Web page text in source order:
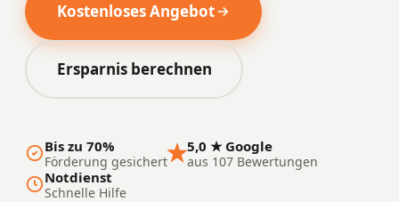
Kostenloses Angebot
Ersparnis berechnen
Bis zu 70%
Förderung gesichert
5,0 ★ Google
aus 107 Bewertungen
Notdienst
Schnelle Hilfe